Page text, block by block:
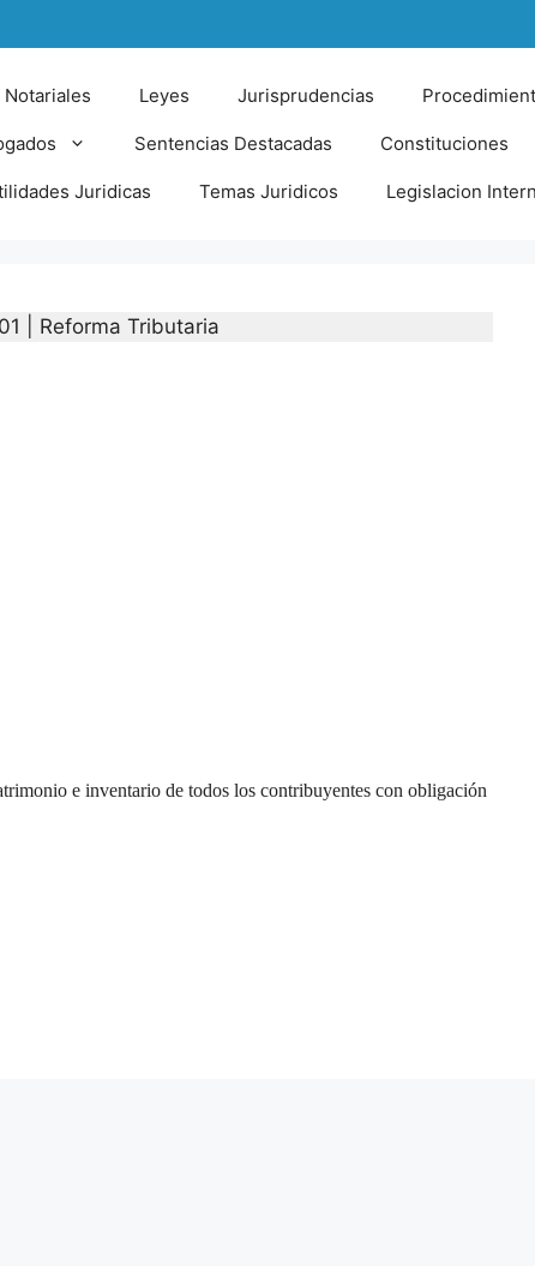
Notariales Leyes Jurisprudencias
Sentencias Destacadas Constituciones
Juridicas Temas Juridicos Legislacion
| Reforma Tributaria
e inventario de todos los contribuyentes con obligación